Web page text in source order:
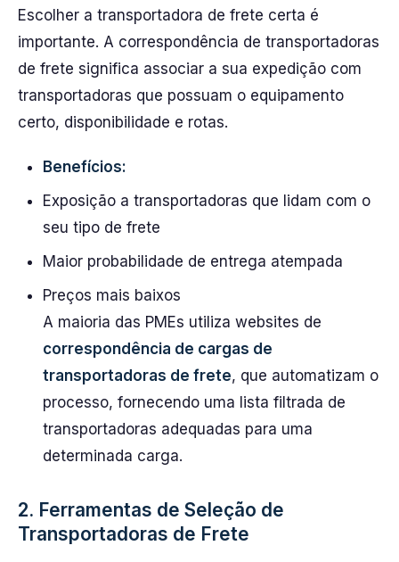
Escolher a transportadora de frete certa é
importante. A correspondência de transportadoras
de frete significa associar a sua expedição com
transportadoras que possuam o equipamento
certo, disponibilidade e rotas.
Benefícios:
Exposição a transportadoras que lidam com o
seu tipo de frete
Maior probabilidade de entrega atempada
Preços mais baixos
A maioria das PMEs utiliza websites de
correspondência de cargas de
transportadoras de frete, que automatizam o
processo, fornecendo uma lista filtrada de
transportadoras adequadas para uma
determinada carga.
2. Ferramentas de Seleção de
Transportadoras de Frete